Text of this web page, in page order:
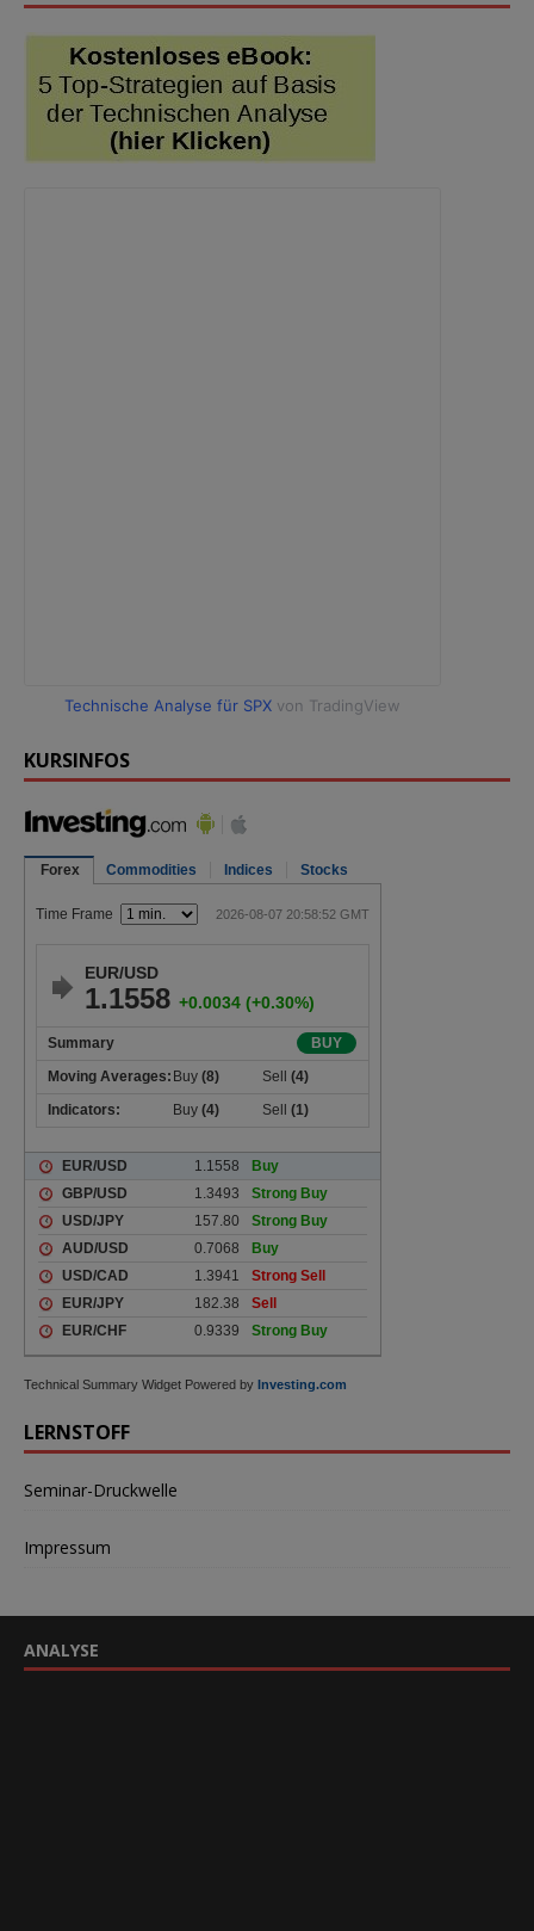
Technische Analyse für SPX von TradingView
KURSINFOS
Technical Summary Widget Powered by Investing.com
LERNSTOFF
Seminar-Druckwelle
Impressum
ANALYSE